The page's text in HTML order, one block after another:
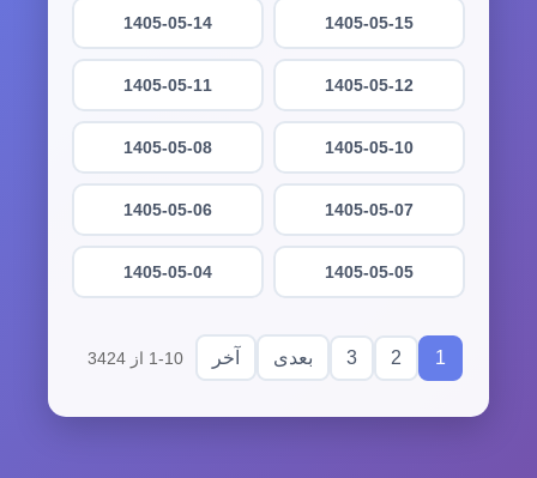
1405-05-15
1405-05-14
1405-05-12
1405-05-11
1405-05-10
1405-05-08
1405-05-07
1405-05-06
1405-05-05
1405-05-04
1
2
3 بعدی آخر 1-10 از 3424